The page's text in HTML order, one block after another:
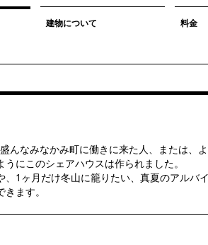
建物について 料金
んなみなかみ町に働きに来た人、または、
にこのシェアハウスは作られました。
1ヶ月だけ冬山に籠りたい、真夏のアルバ
ます。